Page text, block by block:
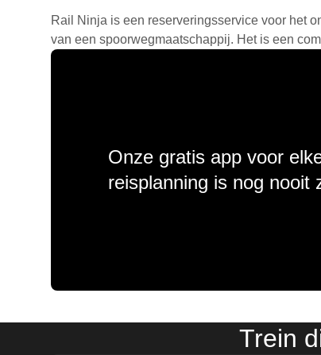
Rail Ninja is een reserveringsservice voor het
van een spoorwegmaatschappij. Het is een
Onze gratis app voor
reisplanning is nog nooit
Trein